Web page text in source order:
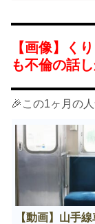
【画像】く
も不倫の話
🎉この1ヶ月の
【動画】山手